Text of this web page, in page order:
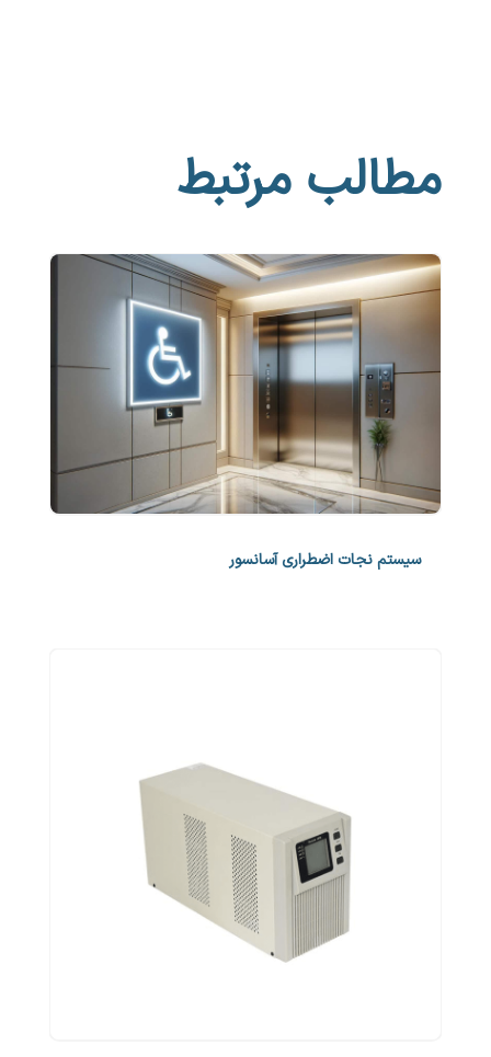
مطالب مرتبط
سیستم نجات اضطراری آسانسور